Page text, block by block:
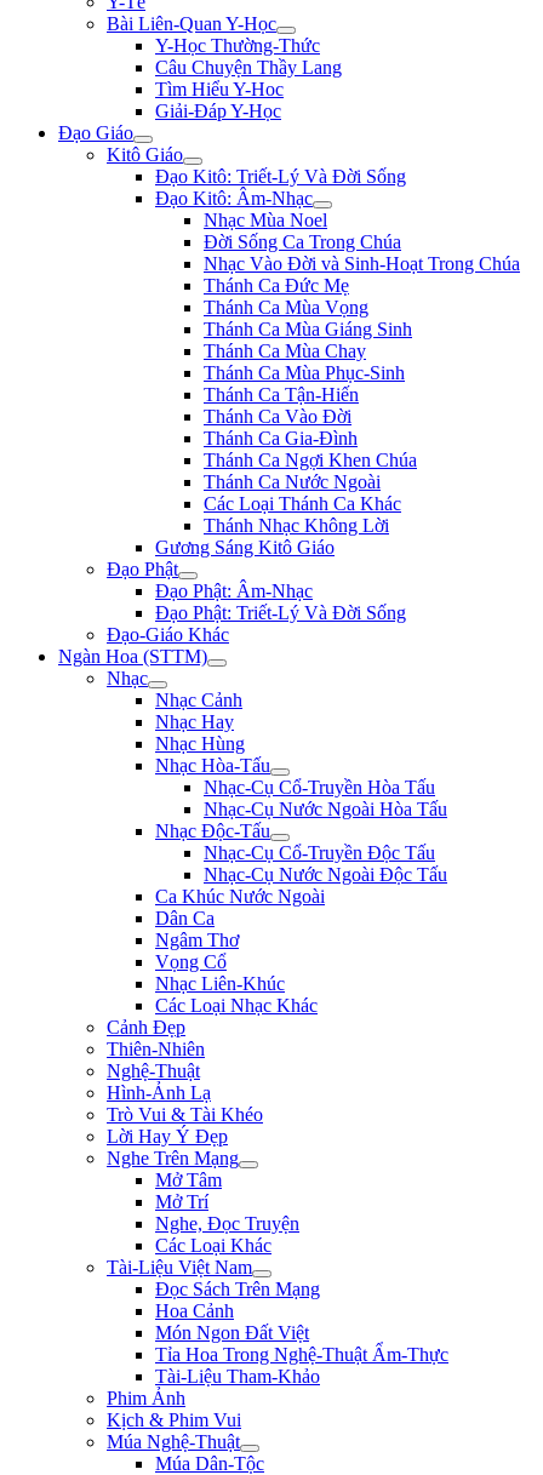
Bài Liên-Quan Y-Học
Y-Học Thường-Thức
Câu Chuyện Thầy Lang
Tìm Hiểu Y-Hoc
Giải-Đáp Y-Học
Đạo Giáo
Kitô Giáo
Đạo Kitô: Triết-Lý Và Đời Sống
Đạo Kitô: Âm-Nhạc
Nhạc Mùa Noel
Đời Sống Ca Trong Chúa
Nhạc Vào Đời và Sinh-Hoạt Trong Chúa
Thánh Ca Đức Mẹ
Thánh Ca Mùa Vọng
Thánh Ca Mùa Giáng Sinh
Thánh Ca Mùa Chay
Thánh Ca Mùa Phục-Sinh
Thánh Ca Tận-Hiến
Thánh Ca Vào Đời
Thánh Ca Gia-Đình
Thánh Ca Ngợi Khen Chúa
Thánh Ca Nước Ngoài
Các Loại Thánh Ca Khác
Thánh Nhạc Không Lời
Gương Sáng Kitô Giáo
Đạo Phật
Đạo Phật: Âm-Nhạc
Đạo Phật: Triết-Lý Và Đời Sống
Đạo-Giáo Khác
Ngàn Hoa (STTM)
Nhạc
Nhạc Cảnh
Nhạc Hay
Nhạc Hùng
Nhạc Hòa-Tấu
Nhạc-Cụ Cổ-Truyền Hòa Tấu
Nhạc-Cụ Nước Ngoài Hòa Tấu
Nhạc Độc-Tấu
Nhạc-Cụ Cổ-Truyền Độc Tấu
Nhạc-Cụ Nước Ngoài Độc Tấu
Ca Khúc Nước Ngoài
Dân Ca
Ngâm Thơ
Vọng Cổ
Nhạc Liên-Khúc
Các Loại Nhạc Khác
Cảnh Đẹp
Thiên-Nhiên
Nghệ-Thuật
Hình-Ảnh Lạ
Trò Vui & Tài Khéo
Lời Hay Ý Đẹp
Nghe Trên Mạng
Mở Tâm
Mở Trí
Nghe, Đọc Truyện
Các Loại Khác
Tài-Liệu Việt Nam
Đọc Sách Trên Mạng
Hoa Cảnh
Món Ngon Đất Việt
Tỉa Hoa Trong Nghệ-Thuật Ẩm-Thực
Tài-Liệu Tham-Khảo
Phim Ảnh
Kịch & Phim Vui
Múa Nghệ-Thuật
Múa Dân-Tộc